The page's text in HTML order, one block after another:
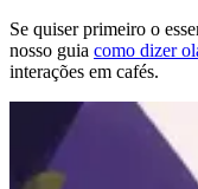
Se quiser primeiro o
nosso guia como dizer
interações em cafés.